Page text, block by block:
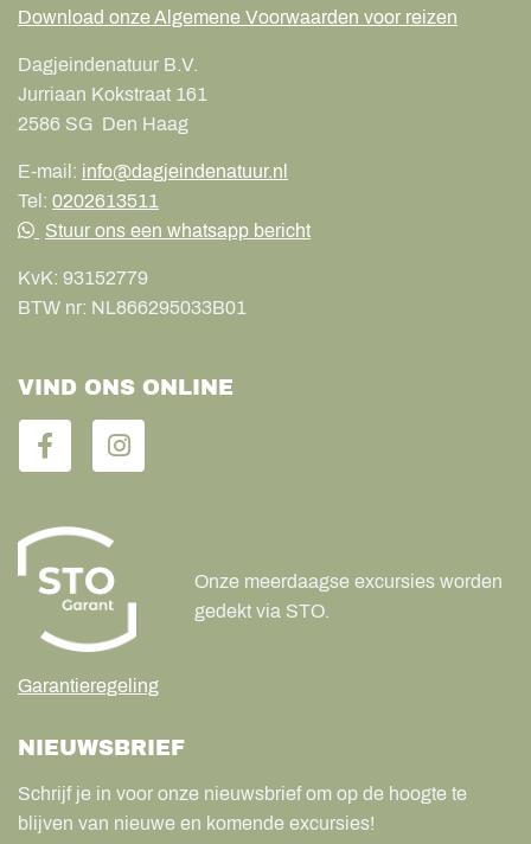
Download onze Algemene Voorwaarden voor reizen
Dagjeindenatuur B.V.
Jurriaan Kokstraat 161
2586 SG Den Haag
E-mail: info@dagjeindenatuur.nl
Tel: 0202613511
Stuur ons een whatsapp bericht
KvK: 93152779
BTW nr: NL866295033B01
VIND ONS ONLINE
Garantieregeling
Onze meerdaagse excursies worden
gedekt via STO.
NIEUWSBRIEF
Schrijf je in voor onze nieuwsbrief om op de hoogte te
blijven van nieuwe en komende excursies!